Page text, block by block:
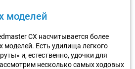
моделей
CX насчитывается более
моделей. Есть удилища легкого
и, естественно, удочки для
несколько самых ходовых